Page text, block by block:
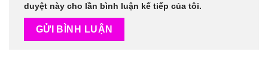
duyệt này cho lần bình luận kế tiếp của tôi.